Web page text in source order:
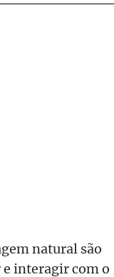
natural são
e interagir com o